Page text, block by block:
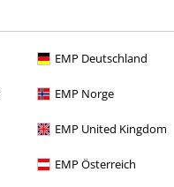
EMP Deutschland
EMP Norge
EMP United Kingdom
EMP Österreich